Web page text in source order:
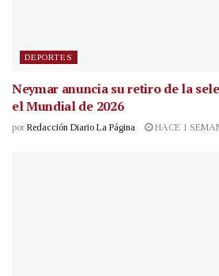
DEPORTES
Neymar anuncia su retiro de la
el Mundial de 2026
por Redacción Diario La Página HACE 1